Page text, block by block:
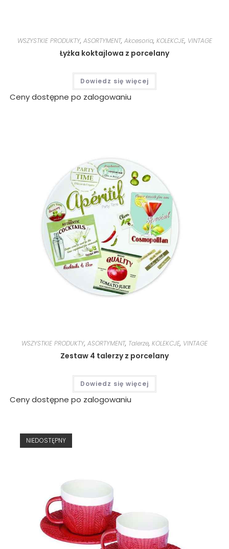
WSZYSTKIE PRODUKTY, ASORTYMENT, Akcesoria, KOLEKCJE, VINTAGE
Łyżka koktajlowa z porcelany
Dowiedz się więcej
Ceny dostępne po zalogowaniu
WSZYSTKIE PRODUKTY, ASORTYMENT, Talerze, KOLEKCJE, VINTAGE
Zestaw 4 talerzy z porcelany
Dowiedz się więcej
Ceny dostępne po zalogowaniu
NIEDOSTĘPNY